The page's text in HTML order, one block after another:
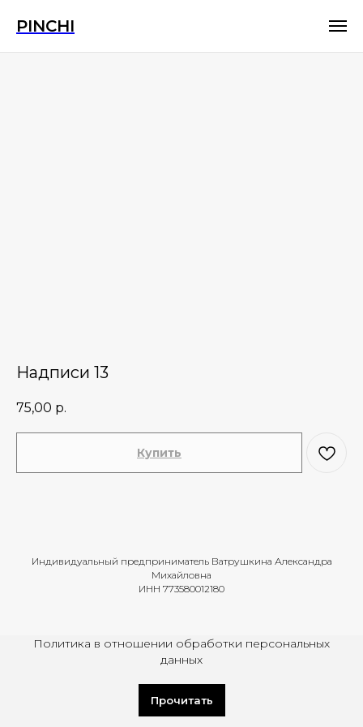
PINCHI
Надписи 13
75,00 р.
Купить
Индивидуальный предприниматель Ватрушкина Александра
Михайловна
ИНН 773580012180
Политика в отношении обработки персональных
данных
Прочитать